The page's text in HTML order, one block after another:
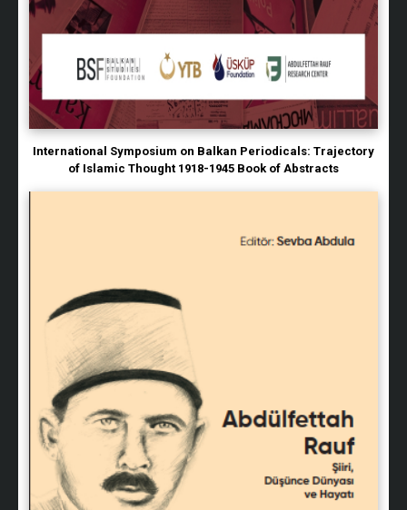
International Symposium on Balkan Periodicals: Trajectory
of Islamic Thought 1918-1945 Book of Abstracts